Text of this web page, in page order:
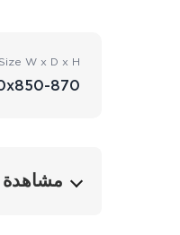
Size W x D x H
870
مشاهدة